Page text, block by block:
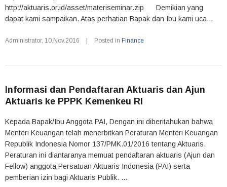
http://aktuaris.or.id/asset/materiseminar.zip Demikian yang
dapat kami sampaikan. Atas perhatian Bapak dan Ibu kami uca...
Administrator, 10.Nov.2016 Posted in Finance
Informasi dan Pendaftaran Aktuaris dan Ajun
Aktuaris ke PPPK Kemenkeu RI
Kepada Bapak/Ibu Anggota PAI, Dengan ini diberitahukan bahwa
Menteri Keuangan telah menerbitkan Peraturan Menteri Keuangan
Republik Indonesia Nomor 137/PMK.01/2016 tentang Aktuaris.
Peraturan ini diantaranya memuat pendaftaran aktuaris (Ajun dan
Fellow) anggota Persatuan Aktuaris Indonesia (PAI) serta
pemberian izin bagi Aktuaris Publik. ...